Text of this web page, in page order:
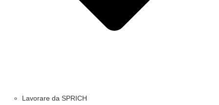
Lavorare da SPRICH